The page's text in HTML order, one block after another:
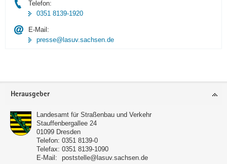
Telefon:
0351 8139-1920
E-Mail:
presse@lasuv.sachsen.de
Footer-
Herausgeber
Landesamt für Straßenbau und Verkehr
Stauffenbergallee 24
01099 Dresden
Telefon: 0351 8139-0
Telefax: 0351 8139-1090
E-Mail:
poststelle@lasuv.sachsen.de